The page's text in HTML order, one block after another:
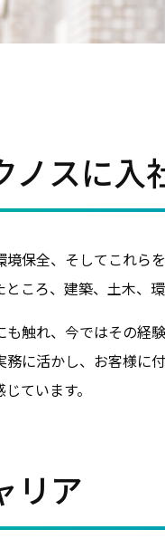
ノスに入
保全、そしてこれら
ころ、建築、土木、
触れ、今ではその経
に活かし、お客様に
ています。
リア